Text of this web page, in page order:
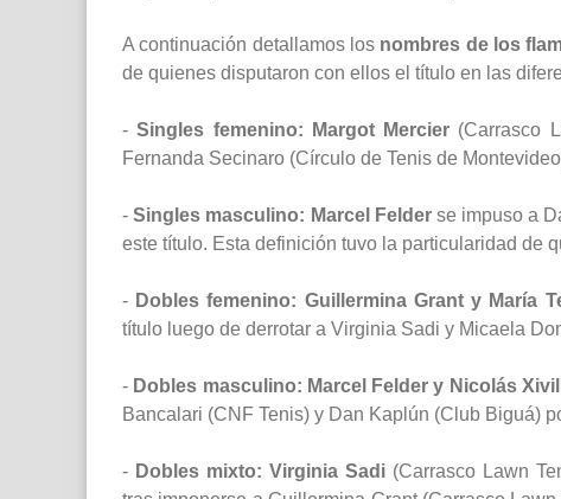
A continuación detallamos los nombres de los
de quienes disputaron con ellos el título en las
-Singles femenino: Margot Mercier (Carrasco
Fernanda Secinaro (Círculo de Tenis de
-Singles masculino: Marcel Felderse impuso a
este título. Esta definición tuvo la particularidad de
- Dobles femenino: Guillermina Grant y María
título luego de derrotar a Virginia Sadi y Micaela
- Dobles masculino: Marcel Felder y Nicolás
Bancalari (CNF Tenis) y Dan Kaplún (Club Biguá)
- Dobles mixto: Virginia Sadi(Carrasco Lawn